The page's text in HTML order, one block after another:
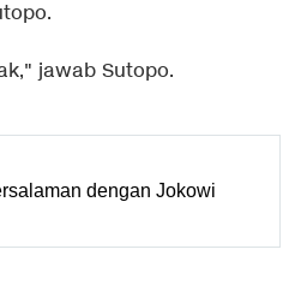
jawab Sutopo.
dengan Jokowi